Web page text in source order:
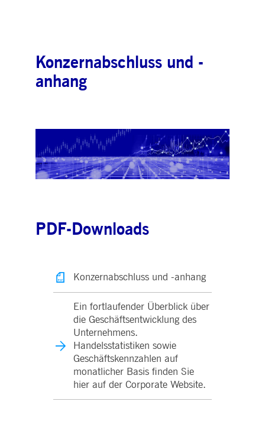
Konzernabschluss und -
anhang
PDF-Downloads
Konzernabschluss und -anhang
Ein fortlaufender Überblick über
die Geschäftsentwicklung des
Unternehmens.
Handelsstatistiken sowie
Geschäftskennzahlen auf
monatlicher Basis finden Sie
hier auf der Corporate Website.